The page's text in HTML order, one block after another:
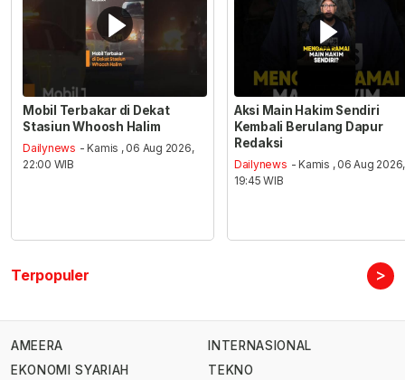
Mobil Terbakar di Dekat
Stasiun Whoosh Halim
Dailynews - Kamis , 06 Aug 2026,
22:00 WIB
Aksi Main Hakim Sendiri
Kembali Berulang Dapur
Redaksi
Dailynews - Kamis , 06 Aug 2026,
19:45 WIB
Terpopuler >
AMEERA
EKONOMI SYARIAH
INTERNASIONAL
TEKNO